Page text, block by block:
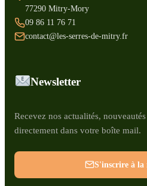
77290 Mitry-Mory
09 86 11 76 71
contact@les-serres-de-mitry.fr
Newsletter
Recevez nos actualités,
directement dans votre boîte mail.
S'inscrire à la